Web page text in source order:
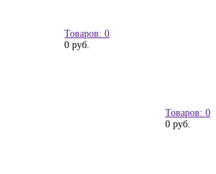
Товаров: 0
0 руб.
Товаров: 0
0 руб.